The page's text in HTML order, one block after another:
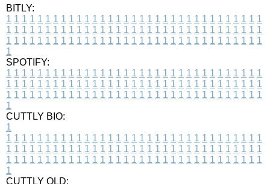
BITLY:
1 1 1 1 1 1 1 1 1 1 1 1 1 1 1 1 1 1 1 1 1 1 1 1 1 1 1 1 1 1 1 1 1
1 1 1 1 1 1 1 1 1 1 1 1 1 1 1 1 1 1 1 1 1 1 1 1 1 1 1 1 1 1 1 1 1
1 1 1 1 1 1 1 1 1 1 1 1 1 1 1 1 1 1 1 1 1 1 1 1 1 1 1 1 1 1 1 1 1
1
SPOTIFY:
1 1 1 1 1 1 1 1 1 1 1 1 1 1 1 1 1 1 1 1 1 1 1 1 1 1 1 1 1 1 1 1 1
1 1 1 1 1 1 1 1 1 1 1 1 1 1 1 1 1 1 1 1 1 1 1 1 1 1 1 1 1 1 1 1 1
1 1 1 1 1 1 1 1 1 1 1 1 1 1 1 1 1 1 1 1 1 1 1 1 1 1 1 1 1 1 1 1 1
1
CUTTLY BIO:
1
1 1 1 1 1 1 1 1 1 1 1 1 1 1 1 1 1 1 1 1 1 1 1 1 1 1 1 1 1 1 1 1 1
1 1 1 1 1 1 1 1 1 1 1 1 1 1 1 1 1 1 1 1 1 1 1 1 1 1 1 1 1 1 1 1 1
1 1 1 1 1 1 1 1 1 1 1 1 1 1 1 1 1 1 1 1 1 1 1 1 1 1 1 1 1 1 1 1 1
1
CUTTLY OLD: